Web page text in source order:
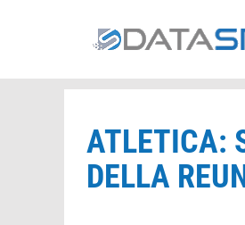
ATLETICA:
DELLA